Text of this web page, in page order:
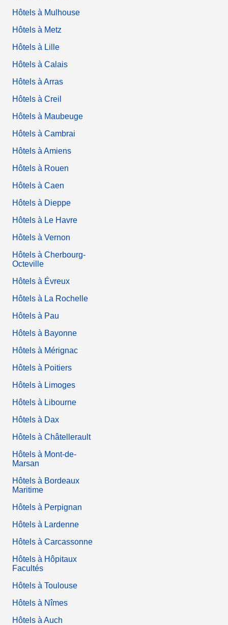
Hôtels à Mulhouse
Hôtels à Metz
Hôtels à Lille
Hôtels à Calais
Hôtels à Arras
Hôtels à Creil
Hôtels à Maubeuge
Hôtels à Cambrai
Hôtels à Amiens
Hôtels à Rouen
Hôtels à Caen
Hôtels à Dieppe
Hôtels à Le Havre
Hôtels à Vernon
Hôtels à Cherbourg-
Octeville
Hôtels à Évreux
Hôtels à La Rochelle
Hôtels à Pau
Hôtels à Bayonne
Hôtels à Mérignac
Hôtels à Poitiers
Hôtels à Limoges
Hôtels à Libourne
Hôtels à Dax
Hôtels à Châtellerault
Hôtels à Mont-de-
Marsan
Hôtels à Bordeaux
Maritime
Hôtels à Perpignan
Hôtels à Lardenne
Hôtels à Carcassonne
Hôtels à Hôpitaux
Facultés
Hôtels à Toulouse
Hôtels à Nîmes
Hôtels à Auch